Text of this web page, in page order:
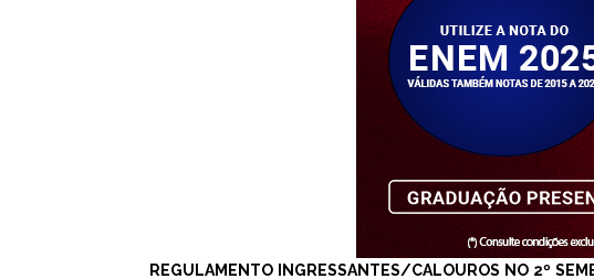
REGULAMENTO INGRESSANTES/CALOUROS NO 2º